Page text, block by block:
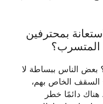
بمحترفين
المتسرب؟
بعض الناس ببساطة لا
السقف الخاص بهم،
دائمًا خطر